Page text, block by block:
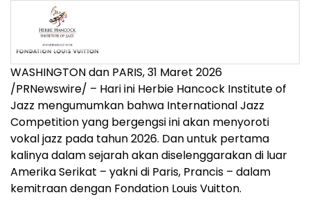
WASHINGTON dan PARIS,31 Maret 2026
/PRNewswire/ – Hari ini Herbie Hancock Institute of
Jazz mengumumkan bahwa International Jazz
Competition yang bergengsi ini akan menyoroti
vokal jazz pada tahun 2026. Dan untuk pertama
kalinya dalam sejarah akan diselenggarakan di luar
Amerika Serikat – yakni di Paris, Prancis – dalam
kemitraan dengan Fondation Louis Vuitton.